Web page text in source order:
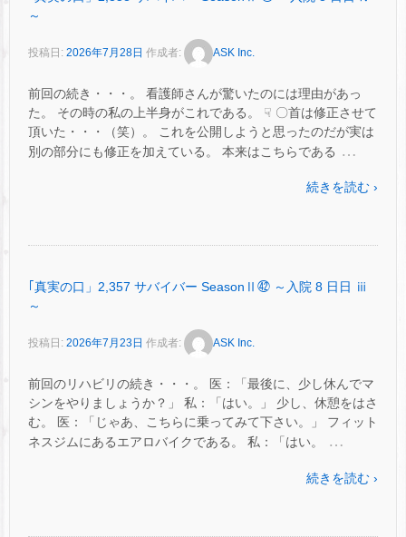
～
投稿日: 2026年7月28日 作成者: ASK Inc.
前回の続き・・・。 看護師さんが驚いたのには理由があっ
た。 その時の私の上半身がこれである。 ☟ 〇首は修正させて
頂いた・・・（笑）。 これを公開しようと思ったのだが実は
別の部分にも修正を加えている。 本来はこちらである …
続きを読む ›
｢真実の口」2,357 サバイバー SeasonⅡ㊷ ～入院 8 日日 ⅲ
～
投稿日: 2026年7月23日 作成者: ASK Inc.
前回のリハビリの続き・・・。 医：「最後に、少し休んでマ
シンをやりましょうか？」 私：「はい。」 少し、休憩をはさ
む。 医：「じゃあ、こちらに乗ってみて下さい。」 フィット
ネスジムにあるエアロバイクである。 私：「はい。
…
続きを読む ›